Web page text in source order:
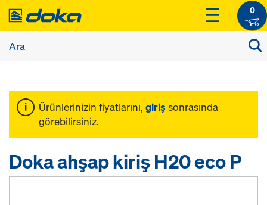
0
Ürünlerinizin fiyatlarını, giriş sonrasında
görebilirsiniz.
Doka ahşap kiriş H20 eco P